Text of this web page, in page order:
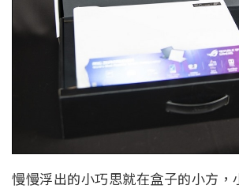
慢慢浮出的小巧思就在盒子的小方，